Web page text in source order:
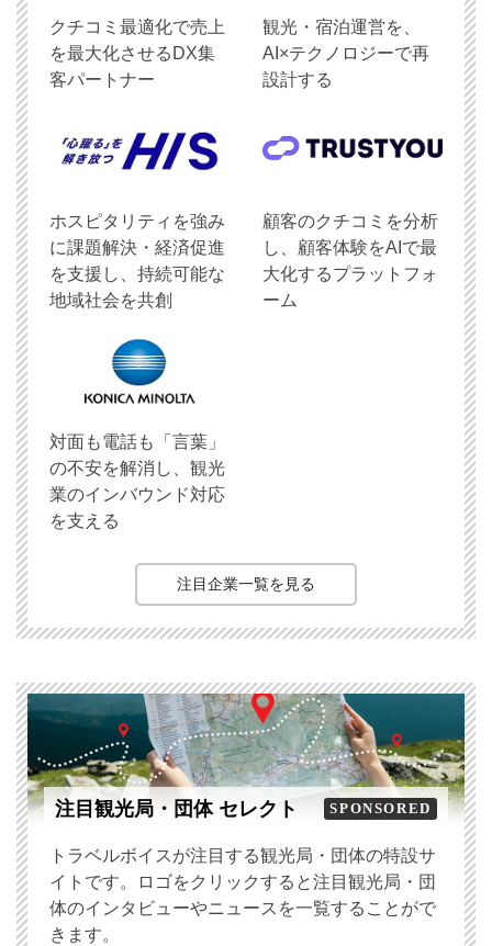
クチコミ最適化で売上
を最大化させるDX集
客パートナー
観光・宿泊運営を、
AI×テクノロジーで再
設計する
ホスピタリティを強み
に課題解決・経済促進
を支援し、持続可能な
地域社会を共創
顧客のクチコミを分析
し、顧客体験をAIで最
大化するプラットフォ
ーム
対面も電話も「言葉」
の不安を解消し、観光
業のインバウンド対応
を支える
注目企業一覧を見る
注目観光局・団体 セレクト SPONSORED
トラベルボイスが注目する観光局・団体の特設サ
イトです。ロゴをクリックすると注目観光局・団
体のインタビューやニュースを一覧することがで
きます。